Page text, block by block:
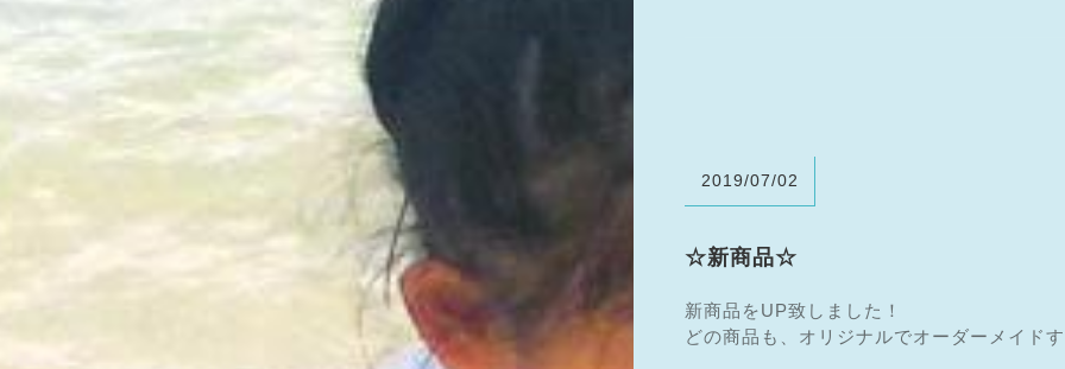
2019/07/02
☆新商品☆
新商品をUP致しました！
どの商品も、オリジナルでオーダーメイド